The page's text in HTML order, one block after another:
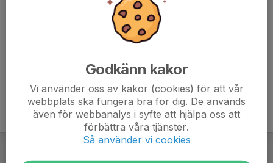
Godkänn kakor
Vi använder oss av kakor (cookies) för att vår
webbplats ska fungera bra för dig. De används
även för webbanalys i syfte att hjälpa oss att
förbättra våra tjänster.
Så använder vi cookies